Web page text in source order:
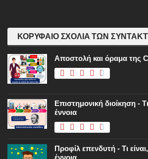
ΚΟΡΥΦΑΊΟ ΣΧΌΛΙΑ ΤΩΝ
Αποστολή και όραμα της
Επιστημονική διοίκηση -
έννοια
Προφίλ επενδυτή - Τι